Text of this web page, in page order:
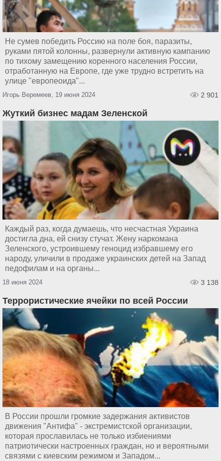
Не сумев победить Россию на поле боя, паразиты,
руками пятой колонны, развернули активную кампанию
по тихому замещению коренного населения России,
отработанную на Европе, где уже трудно встретить на
улице "европеоида"...
Игорь Веремеев, 19 июня 2024 2 901
Жуткий бизнес мадам Зеленской
Каждый раз, когда думаешь, что несчастная Украина
достигла дна, ей снизу стучат. Жену наркомана
Зеленского, устроившему геноцид избравшему его
народу, уличили в продаже украинских детей на Запад
педофилам и на органы...
18 июня 2024 3 138
Террористические ячейки по всей России
В России прошли громкие задержания активистов
движения "Антифа" - экстремистской организации,
которая прославилась не только избиениями
патриотически настроенных граждан, но и вероятными
связями с киевским режимом и Западом...